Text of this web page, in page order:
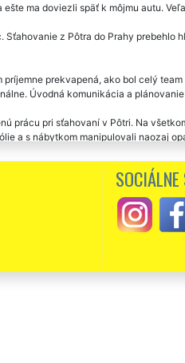
ma doviezli späť k môjmu autu.
z Pôtra do Prahy prebehlo
príjemne prekvapená, ako bol celý
Úvodná komunikácia a
prácu pri sťahovaní v Pôtri. Na
a s nábytkom manipulovali naozaj
i cena. Ďakujem a odporúčam.
vrelo odporučiť. Už som v Pôtri
Ešte raz vám touto cestou
Vždy plná spokojnosť. Ochotní, veľmi